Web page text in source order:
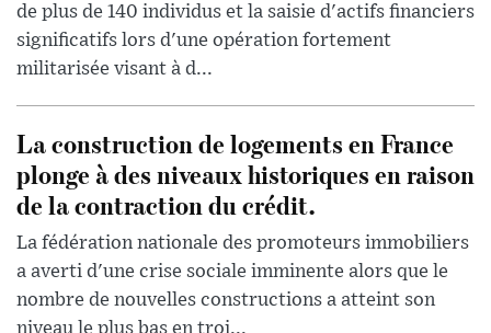
de plus de 140 individus et la saisie d'actifs financiers
significatifs lors d'une opération fortement
militarisée visant à d...
La construction de logements en France
plonge à des niveaux historiques en raison
de la contraction du crédit.
La fédération nationale des promoteurs immobiliers
a averti d'une crise sociale imminente alors que le
nombre de nouvelles constructions a atteint son
niveau le plus bas en troi...